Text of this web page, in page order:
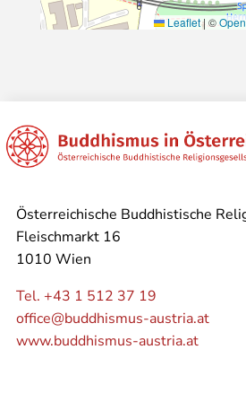
Leaflet| ©
Österreichische Buddhistische
Fleischmarkt 16
1010 Wien
Tel. +43 1 512 37 19
office@buddhismus-austria.at
www.buddhismus-austria.at